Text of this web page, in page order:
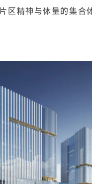
区精神与体量的集合